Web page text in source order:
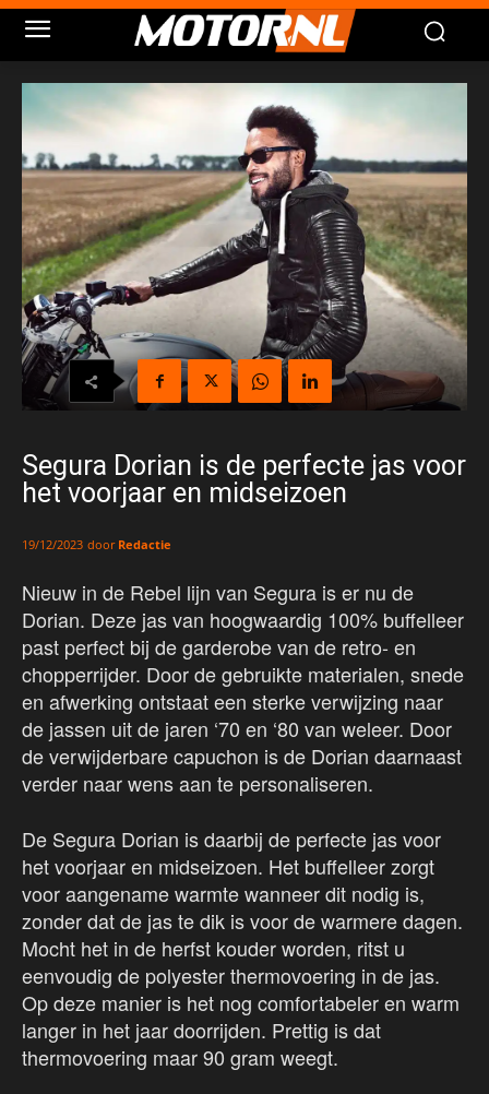
Segura Dorian is de perfecte jas voor
het voorjaar en midseizoen
19/12/2023 door Redactie
Nieuw in de Rebel lijn van Segura is er nu de
Dorian. Deze jas van hoogwaardig 100% buffelleer
past perfect bij de garderobe van de retro- en
chopperrijder. Door de gebruikte materialen, snede
en afwerking ontstaat een sterke verwijzing naar
de jassen uit de jaren ‘70 en ‘80 van weleer. Door
de verwijderbare capuchon is de Dorian daarnaast
verder naar wens aan te personaliseren.
De Segura Dorian is daarbij de perfecte jas voor
het voorjaar en midseizoen. Het buffelleer zorgt
voor aangename warmte wanneer dit nodig is,
zonder dat de jas te dik is voor de warmere dagen.
Mocht het in de herfst kouder worden, ritst u
eenvoudig de polyester thermovoering in de jas.
Op deze manier is het nog comfortabeler en warm
langer in het jaar doorrijden. Prettig is dat
thermovoering maar 90 gram weegt.